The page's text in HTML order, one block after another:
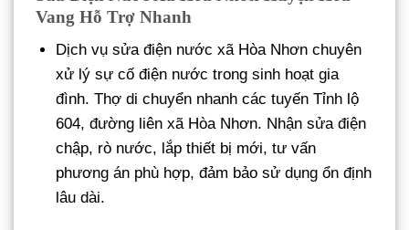
Vang Hỗ Trợ Nhanh
Dịch vụ sửa điện nước xã Hòa Nhơn chuyên
xử lý sự cố điện nước trong sinh hoạt gia
đình. Thợ di chuyển nhanh các tuyến Tỉnh lộ
604, đường liên xã Hòa Nhơn. Nhận sửa điện
chập, rò nước, lắp thiết bị mới, tư vấn
phương án phù hợp, đảm bảo sử dụng ổn định
lâu dài.